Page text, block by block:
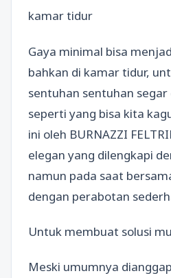
kamar tidur
Gaya minimal bisa
bahkan di kamar tidur,
sentuhan sentuhan
seperti yang bisa kita
ini oleh BURNAZZI
elegan yang dilengkapi
namun pada saat
dengan perabotan
Untuk membuat solusi
Meski umumnya